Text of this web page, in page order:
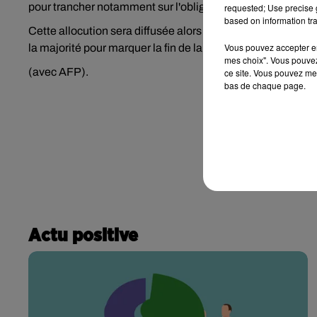
pour trancher notamment sur l'obligation vaccinale pour
Cette allocution sera diffusée alors qu'Emmanuel
la majorité pour marquer la fin de la session.
(avec AFP).
Actu positive
requested; Use precise
based on information
Vous pouvez accepter
mes choix". Vous
ce site. Vous pouvez
bas de chaque page.